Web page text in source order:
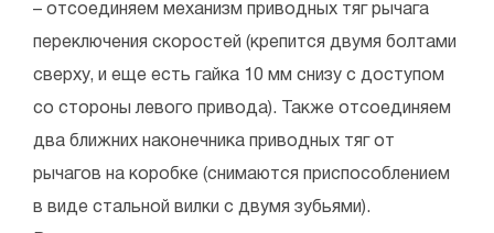
– отсоединяем механизм приводных тяг рычага
переключения скоростей (крепится двумя болтами
сверху, и еще есть гайка 10 мм снизу с доступом
со стороны левого привода). Также отсоединяем
два ближних наконечника приводных тяг от
рычагов на коробке (снимаются приспособлением
в виде стальной вилки с двумя зубьями).